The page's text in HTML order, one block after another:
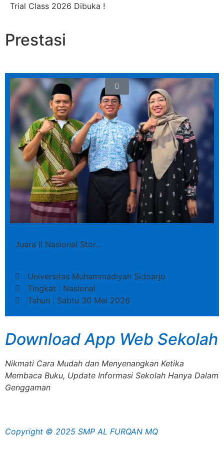
Trial Class 2026 Dibuka !
Prestasi
Juara II Nasional Stor...
Universitas Muhammadiyah Sidoarjo
Tingkat : Nasional
Tahun : Sabtu 30 Mei 2026
Download App Web Sekolah
Nikmati Cara Mudah dan Menyenangkan Ketika
Membaca Buku, Update Informasi Sekolah Hanya Dalam
Genggaman
Copyright © 2025 SMP AL FURQAN MQ